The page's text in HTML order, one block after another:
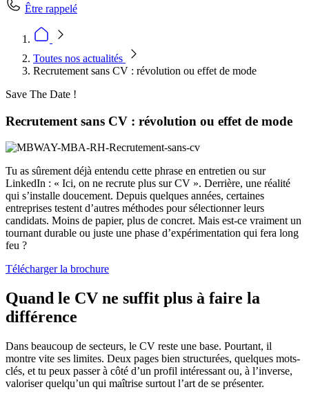
Être rappelé
Toutes nos actualités
Recrutement sans CV : révolution ou effet de mode
Save The Date !
Recrutement sans CV : révolution ou effet de mode
Tu as sûrement déjà entendu cette phrase en entretien ou sur
LinkedIn : « Ici, on ne recrute plus sur CV ». Derrière, une réalité
qui s’installe doucement. Depuis quelques années, certaines
entreprises testent d’autres méthodes pour sélectionner leurs
candidats. Moins de papier, plus de concret. Mais est-ce vraiment un
tournant durable ou juste une phase d’expérimentation qui fera long
feu ?
Télécharger la brochure
Quand le CV ne suffit plus à faire la
différence
Dans beaucoup de secteurs, le CV reste une base. Pourtant, il
montre vite ses limites. Deux pages bien structurées, quelques mots-
clés, et tu peux passer à côté d’un profil intéressant ou, à l’inverse,
valoriser quelqu’un qui maîtrise surtout l’art de se présenter.